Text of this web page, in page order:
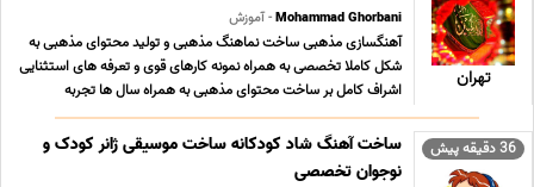
تهران
Mohammad Ghorbani- آموزش
آهنگسازی مذهبی ساخت نماهنگ مذهبی و تولید محتوای مذهبی به
شکل کاملا تخصصی به همراه نمونه کارهای قوی و تعرفه های استثنایی
اشراف کامل بر ساخت محتوای مذهبی به همراه سال ها تجربه
09196065003 پیام رسان های فعال همین خط تلگرام روبیکا ایتا بله
سروش در صورت تمایل به ارتباط از طریق آیدی ... ...
36 دقیقه پیش
ساخت آهنگ شاد کودکانه ساخت موسیقی ژانر کودک و
نوجوان تخصصی